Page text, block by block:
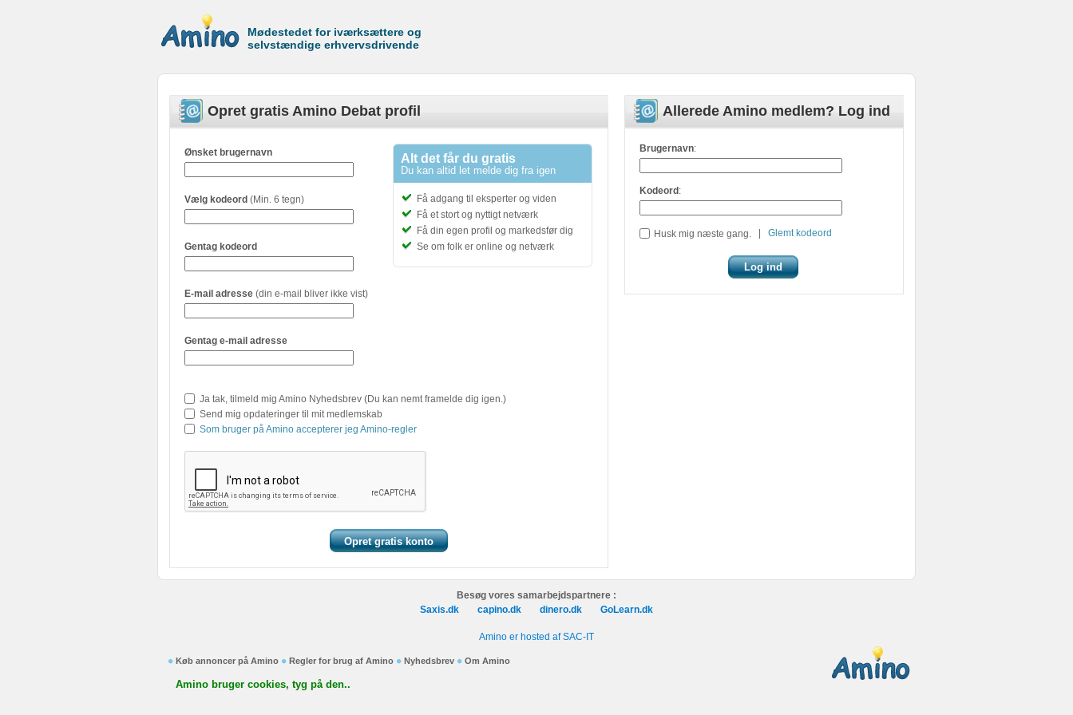
Mødestedet for iværksættere og
selvstændige erhvervsdrivende
Allerede Amino medlem? Log ind
Brugernavn:
Kodeord :
Husk mig næste gang. Glemt kodeord
Opret gratis Amino Debat profil
Alt det får du gratis
Du kan altid let melde dig fra igen
Få adgang til eksperter og viden
Få et stort og nyttigt netværk
Få din egen profil og markedsfør dig
Se om folk er online og netværk
Ønsket brugernavn
Vælg kodeord (Min. 6 tegn)
Gentag kodeord
E-mail adresse (din e-mail bliver ikke vist)
Gentag e-mail adresse
Ja tak, tilmeld mig Amino Nyhedsbrev (Du kan nemt framelde dig igen.)
Send mig opdateringer til mit medlemskab
Som bruger på Amino accepterer jeg Amino-regler
Besøg vores samarbejdspartnere :
Saxis.dk
capino.dk dinero.dk GoLearn.dk
Amino er hosted af SAC-IT
Køb annoncer på Amino Regler for brug af Amino Nyhedsbrev Om Amino
Amino bruger cookies, tyg på den..